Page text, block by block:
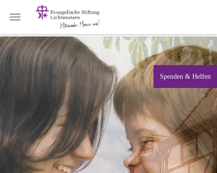
Zum Hauptinhalt springen
Spenden & Helfen